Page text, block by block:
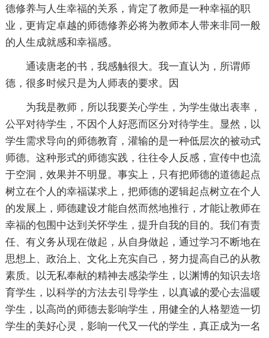
德修养与人生幸福的关系，肯定了教师是一种幸福的职
业，更肯定卓越的师德修养必将为教师本人带来非同一般
的人生成就感和幸福感。
通读唐老的书，我感触很大。我一直认为，所谓师
德，很多时候只是为人师表的要求。因
为我是教师，所以我要关心学生，为学生做出表率，
公平对待学生，不因个人好恶而区分对待学生。显然，以
学生需求导向的师德教育，灌输的是一种低层次的被动式
师德。这种形式的师德实践，往往令人反感，宣传中也流
于空洞，效果并不明显。事实上，只有把师德的道德起点
树立在个人的幸福谋求上，把师德的逻辑起点树立在个人
的发展上，师德建设才能自然而然地推行，才能让教师在
幸福的包围中达到关怀学生，提升自我的目的。我们有责
任、有义务从现在做起，从自身做起，通过学习不断地在
思想上、政治上、文化上充实自己，努力提高自己的从教
素质。以无私奉献的精神去感染学生，以渊博的知识去培
育学生，以科学的方法去引导学生，以真诚的爱心去温暖
学生，以高尚的师德去影响学生，用健全的人格塑造一切
学生的美好心灵，影响一代又一代的学生，真正成为一名